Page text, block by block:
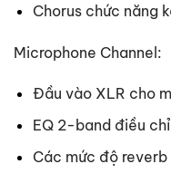
Chorus chức năng
Microphone Channel:
Đầu vào XLR cho
EQ 2-band điều
Các mức độ reverb